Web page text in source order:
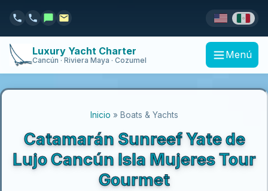
Luxury Yacht Charter
Cancún · Riviera Maya · Cozumel Menú
Inicio » Boats & Yachts
Catamarán Sunreef Yate de
Lujo Cancún Isla Mujeres Tour
Gourmet